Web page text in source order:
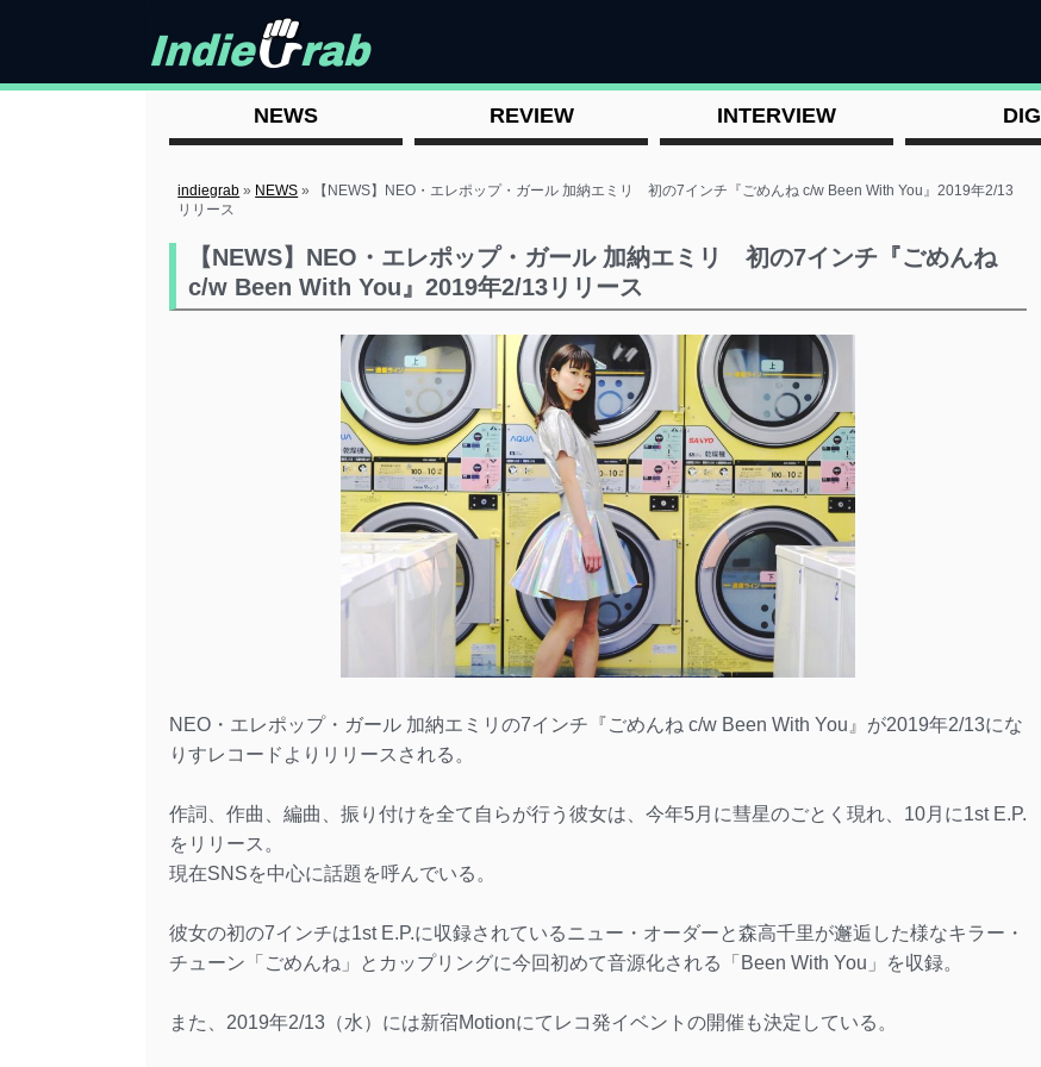
NEWS REVIEW INTERVIEW DIG
indiegrab » NEWS »
【NEWS】NEO・エレポップ・ガール 加納エミリ 初の7インチ『ごめんね c/w Been With You』2019年2/13
リリース
【NEWS】NEO・エレポップ・ガール 加納エミリ 初の7インチ『ごめんね
c/w Been With You』2019年2/13リリース
NEO・エレポップ・ガール 加納エミリの7インチ『ごめんね c/w Been With You』が2019年2/13にな
りすレコードよりリリースされる。
作詞、作曲、編曲、振り付けを全て自らが行う彼女は、今年5月に彗星のごとく現れ、10月に1st E.P.
をリリース。
現在SNSを中心に話題を呼んでいる。
彼女の初の7インチは1st E.P.に収録されているニュー・オーダーと森高千里が邂逅した様なキラー・
チューン「ごめんね」とカップリングに今回初めて音源化される「Been With You」を収録。
また、2019年2/13（水）には新宿Motionにてレコ発イベントの開催も決定している。